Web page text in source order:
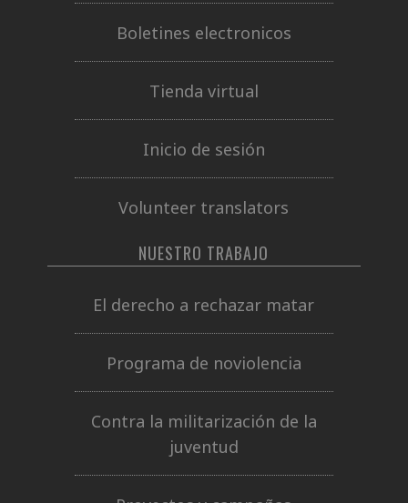
Boletines electronicos
Tienda virtual
Inicio de sesión
Volunteer translators
NUESTRO TRABAJO
El derecho a rechazar matar
Programa de noviolencia
Contra la militarización de la
juventud